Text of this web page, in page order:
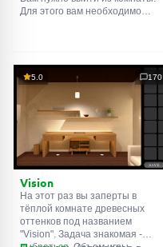
Для этого вам необходимо
5.0 170
Vision
На этот раз вы заперты в
тёплой комнате древесных
оттенков под названием
"Vision". Задача знакомая -